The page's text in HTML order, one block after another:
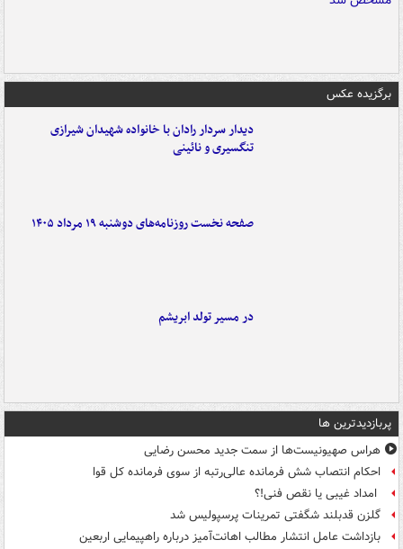
برگزیده عکس
دیدار سردار رادان با خانواده‌ شهیدان شیرازی
تنگسیری و نائینی
صفحه نخست روزنامه‌های دوشنبه ۱۹ مرداد ۱۴۰۵
در مسیر تولد ابریشم
پربازدیدترین ها
هراس صهیونیست‌ها از سمت جدید محسن رضایی
احکام انتصاب شش فرمانده عالی‌رتبه از سوی فرمانده کل قوا
امداد غیبی یا نقص فنی!؟
گلزن قدبلند شگفتی تمرینات پرسپولیس شد
بازداشت عامل انتشار مطالب اهانت‌آمیز درباره راهپیمایی اربعین